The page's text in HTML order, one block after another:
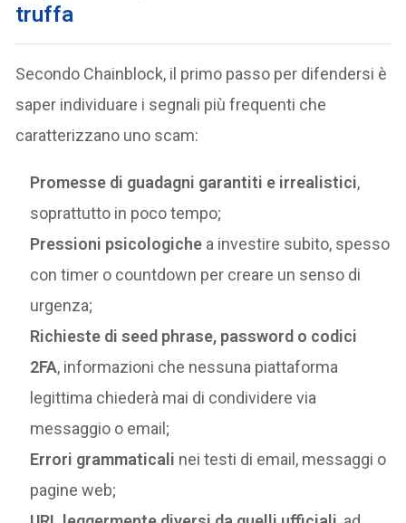
truffa
Secondo Chainblock, il primo passo per difendersi è
saper individuare i segnali più frequenti che
caratterizzano uno scam:
Promesse di guadagni garantiti e irrealistici,
soprattutto in poco tempo;
Pressioni psicologiche a investire subito, spesso
con timer o countdown per creare un senso di
urgenza;
Richieste di seed phrase, password o codici
2FA, informazioni che nessuna piattaforma
legittima chiederà mai di condividere via
messaggio o email;
Errori grammaticali nei testi di email, messaggi o
pagine web;